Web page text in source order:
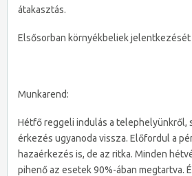
átakasztás.
Elsősorban környékbeliek jelentkezését
Munkarend:
Hétfő reggeli indulás a telephelyünkről,
érkezés ugyanoda vissza. Előfordul a
hazaérkezés is, de az ritka. Minden
pihenő az esetek 90%-ában megtartva.